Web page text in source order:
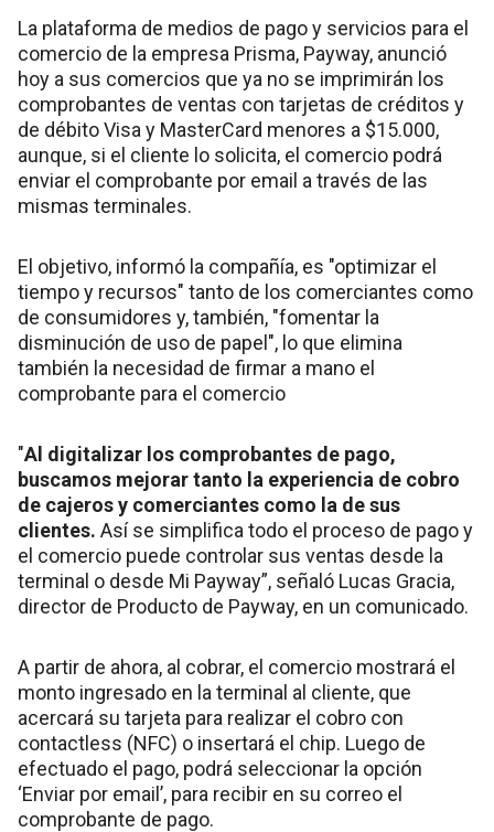
La plataforma de medios de pago y servicios para el
comercio de la empresa Prisma, Payway, anunció
hoy a sus comercios que ya no se imprimirán los
comprobantes de ventas con tarjetas de créditos y
de débito Visa y MasterCard menores a $15.000,
aunque, si el cliente lo solicita, el comercio podrá
enviar el comprobante por email a través de las
mismas terminales.
El objetivo, informó la compañía, es "optimizar el
tiempo y recursos" tanto de los comerciantes como
de consumidores y, también, "fomentar la
disminución de uso de papel", lo que elimina
también la necesidad de firmar a mano el
comprobante para el comercio
"Al digitalizar los comprobantes de pago,
buscamos mejorar tanto la experiencia de cobro
de cajeros y comerciantes como la de sus
clientes. Así se simplifica todo el proceso de pago y
el comercio puede controlar sus ventas desde la
terminal o desde Mi Payway”, señaló Lucas Gracia,
director de Producto de Payway, en un comunicado.
A partir de ahora, al cobrar, el comercio mostrará el
monto ingresado en la terminal al cliente, que
acercará su tarjeta para realizar el cobro con
contactless (NFC) o insertará el chip. Luego de
efectuado el pago, podrá seleccionar la opción
‘Enviar por email’, para recibir en su correo el
comprobante de pago.